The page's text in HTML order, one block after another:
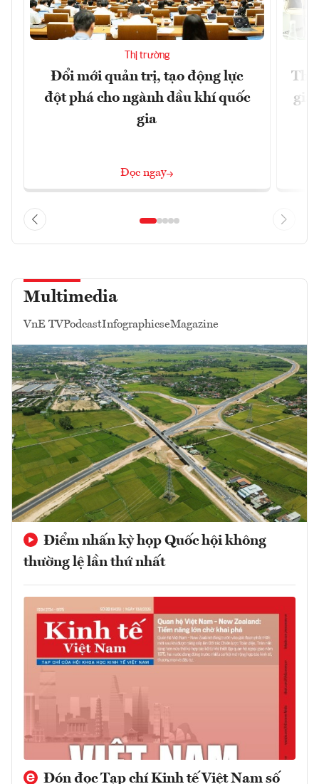
Thị trường
Đổi mới quản trị, tạo động lực
đột phá cho ngành dầu khí quốc
gia
Đọc ngay
Multimedia
VnE TVPodcastInfographicseMagazine
Điểm nhấn kỳ họp Quốc hội không
thường lệ lần thứ nhất
Đón đọc Tạp chí Kinh tế Việt Nam số